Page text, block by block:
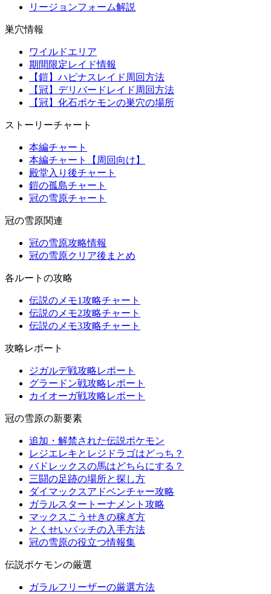
リージョンフォーム解説
巣穴情報
ワイルドエリア
期間限定レイド情報
【鎧】ハピナスレイド周回方法
【冠】デリバードレイド周回方法
【冠】化石ポケモンの巣穴の場所
ストーリーチャート
本編チャート
本編チャート【周回向け】
殿堂入り後チャート
鎧の孤島チャート
冠の雪原チャート
冠の雪原関連
冠の雪原攻略情報
冠の雪原クリア後まとめ
各ルートの攻略
伝説のメモ1攻略チャート
伝説のメモ2攻略チャート
伝説のメモ3攻略チャート
攻略レポート
ジガルデ戦攻略レポート
グラードン戦攻略レポート
カイオーガ戦攻略レポート
冠の雪原の新要素
追加・解禁された伝説ポケモン
レジエレキとレジドラゴはどっち？
バドレックスの馬はどちらにする？
三闘の足跡の場所と探し方
ダイマックスアドベンチャー攻略
ガラルスタートーナメント攻略
マックスこうせきの稼ぎ方
とくせいパッチの入手方法
冠の雪原の役立つ情報集
伝説ポケモンの厳選
ガラルフリーザーの厳選方法